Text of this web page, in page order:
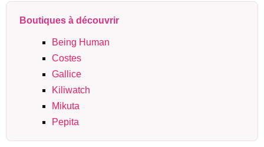
Boutiques à découvrir
Being Human
Costes
Gallice
Kiliwatch
Mikuta
Pepita